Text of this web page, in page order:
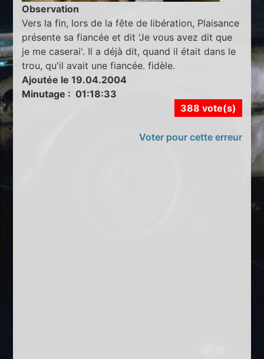
Observation
Vers la fin, lors de la fête de libération, Plaisance
présente sa fiancée et dit 'Je vous avez dit que
je me caserai'. Il a déjà dit, quand il était dans le
trou, qu'il avait une fiancée. fidèle.
Ajoutée le 19.04.2004
Minutage : 01:18:33
388 vote(s)
Voter pour cette erreur